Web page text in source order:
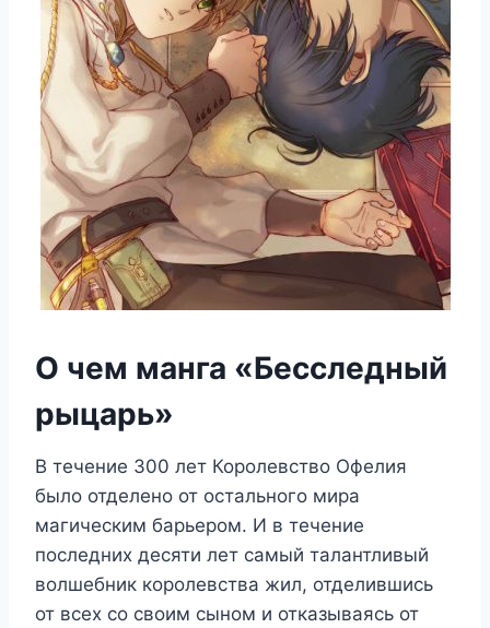
О чем манга «Бесследный
рыцарь»
В течение 300 лет Королевство Офелия
было отделено от остального мира
магическим барьером. И в течение
последних десяти лет самый талантливый
волшебник королевства жил, отделившись
от всех со своим сыном и отказываясь от